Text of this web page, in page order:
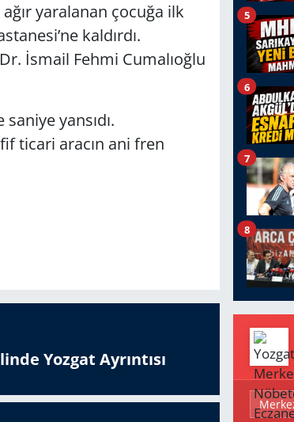
yaralanan çocuğa ilk
kaldırdı.
İsmail Fehmi Cumalıoğlu
yansıdı.
ticari aracın ani fren
Yozgat Ayrıntısı
5
6
7
8